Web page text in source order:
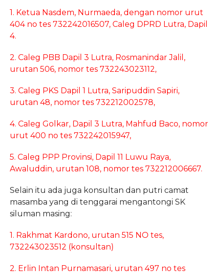
1. Ketua Nasdem, Nurmaeda, dengan nomor urut
404 no tes 732242016507, Caleg DPRD Lutra, Dapil
4.
2. Caleg PBB Dapil 3 Lutra, Rosmanindar Jalil,
urutan 506, nomor tes 732243023112,
3. Caleg PKS Dapil 1 Lutra, Saripuddin Sapiri,
urutan 48, nomor tes 732212002578,
4. Caleg Golkar, Dapil 3 Lutra, Mahfud Baco, nomor
urut 400 no tes 732242015947,
5. Caleg PPP Provinsi, Dapil 11 Luwu Raya,
Awaluddin, urutan 108, nomor tes 732212006667.
Selain itu ada juga konsultan dan putri camat
masamba yang di tenggarai mengantongi SK
siluman masing:
1. Rakhmat Kardono, urutan 515 NO tes,
732243023512 (konsultan)
2. Erlin Intan Purnamasari, urutan 497 no tes